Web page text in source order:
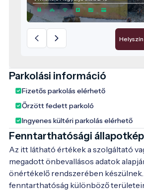
Parkolási információ
Fizetős parkolás elérhető
Őrzött fedett parkoló
Ingyenes kültéri parkolás elérhető
Fenntarthatósági állapotkép
Az itt látható értékek a szolgáltató
megadott önbevallásos adatok
önértékelő rendszerében készülnek.
fenntarthatóság különböző